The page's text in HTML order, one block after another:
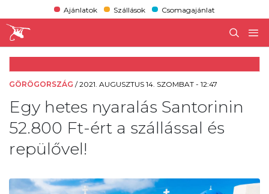
Ajánlatok Szállások Csomagajánlat
GÖRÖGORSZÁG /2021. AUGUSZTUS 14. SZOMBAT - 12:47
Egy hetes nyaralás Santorinin
52.800 Ft-ért a szállással és
repülővel!